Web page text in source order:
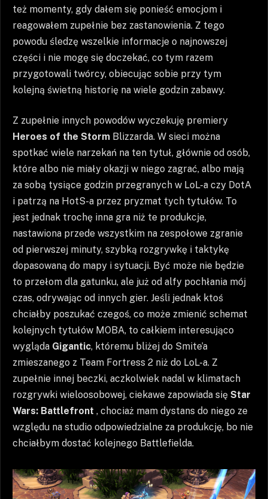
też momenty, gdy dałem się ponieść emocjom i
reagowałem zupełnie bez zastanowienia. Z tego
powodu śledzę wszelkie informacje o najnowszej
części i nie mogę się doczekać, co tym razem
przygotowali twórcy, obiecując sobie przy tym
kolejną świetną historię na wiele godzin zabawy.
Z zupełnie innych powodów wyczekuję premiery
Heroes of the Storm Blizzarda. W sieci można
spotkać wiele narzekań na ten tytuł, głównie od osób,
które albo nie miały okazji w niego zagrać, albo mają
za sobą tysiące godzin przegranych w LoL-a czy DotA
i patrzą na HotS-a przez pryzmat tych tytułów. To
jest jednak trochę inna gra niż te produkcje,
nastawiona przede wszystkim na zespołowe zgranie
od pierwszej minuty, szybką rozgrywkę i taktykę
dopasowaną do mapy i sytuacji. Być może nie będzie
to przełom dla gatunku, ale już od alfy pochłania mój
czas, odrywając od innych gier. Jeśli jednak ktoś
chciałby poszukać czegoś, co może zmienić schemat
kolejnych tytułów MOBA, to całkiem interesująco
wygląda Gigantic, któremu bliżej do Smite’a
zmieszanego z Team Fortress 2 niż do LoL-a. Z
zupełnie innej beczki, aczkolwiek nadal w klimatach
rozgrywki wieloosobowej, ciekawe zapowiada się Star
Wars: Battlefront , chociaż mam dystans do niego ze
względu na studio odpowiedzialne za produkcję, bo nie
chciałbym dostać kolejnego Battlefielda.